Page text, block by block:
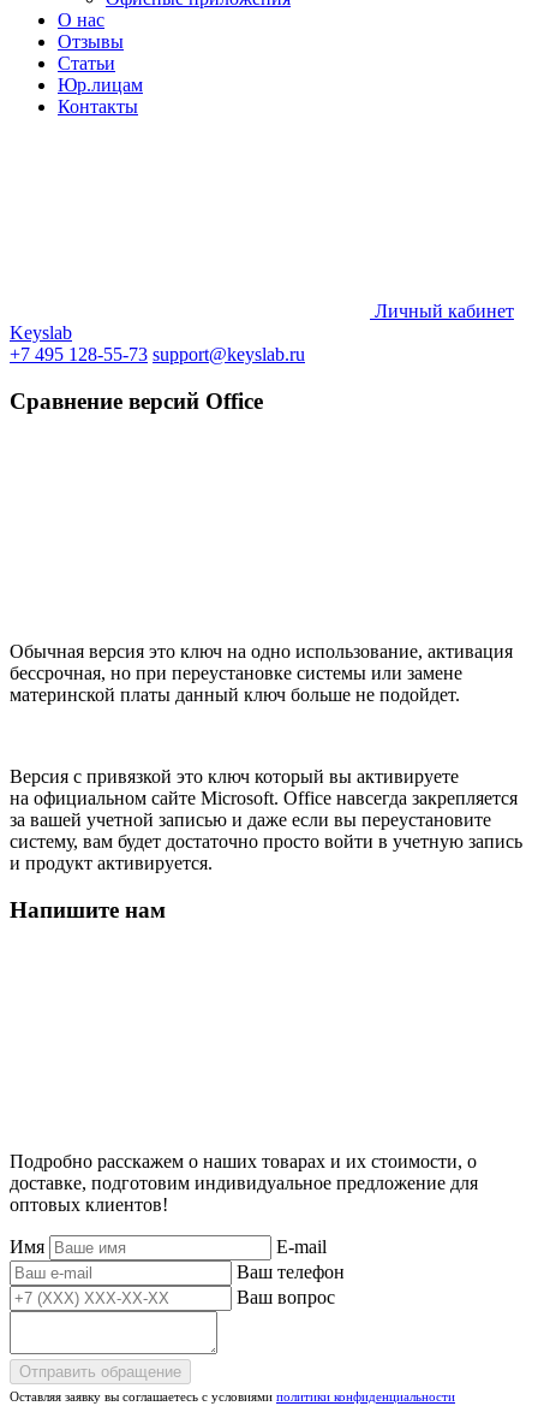
О нас
Отзывы
Статьи
Юр.лицам
Контакты
Личный кабинет
Keyslab
+7 495 128-55-73 support@keyslab.ru
Сравнение версий Office
Обычная версия это ключ на одно использование, активация
бессрочная, но при переустановке системы или замене
материнской платы данный ключ больше не подойдет.
Версия с привязкой это ключ который вы активируете
на официальном сайте Microsoft. Office навсегда закрепляется
за вашей учетной записью и даже если вы переустановите
систему, вам будет достаточно просто войти в учетную запись
и продукт активируется.
Напишите нам
Подробно расскажем о наших товарах и их стоимости, о
доставке, подготовим индивидуальное предложение для
оптовых клиентов!
Имя
E-mail
Ваш телефон
Ваш вопрос
Отправить обращение
Оставляя заявку вы соглашаетесь с условиями политики конфиденциальности